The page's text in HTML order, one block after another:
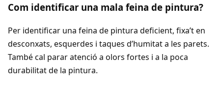
Com identificar una mala feina de pintura?
Per identificar una feina de pintura deficient, fixa’t en
desconxats, esquerdes i taques d’humitat a les parets.
També cal parar atenció a olors fortes i a la poca
durabilitat de la pintura.